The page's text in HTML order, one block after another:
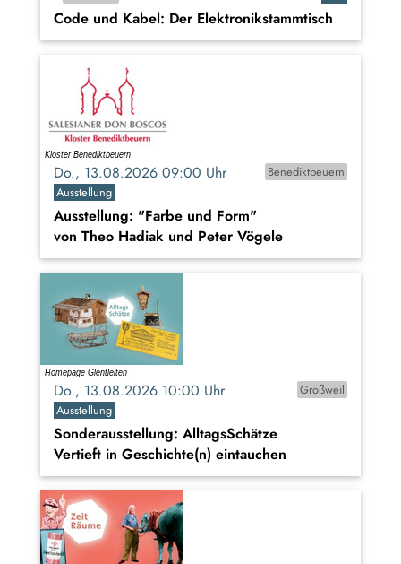
Code und Kabel: Der Elektronikstammtisch
Do., 13.08.2026 09:00 Uhr
Benediktbeuern
Ausstellung
Ausstellung: "Farbe und Form"
von Theo Hadiak und Peter Vögele
Do., 13.08.2026 10:00 Uhr
Großweil
Ausstellung
Sonderausstellung: AlltagsSchätze
Vertieft in Geschichte(n) eintauchen